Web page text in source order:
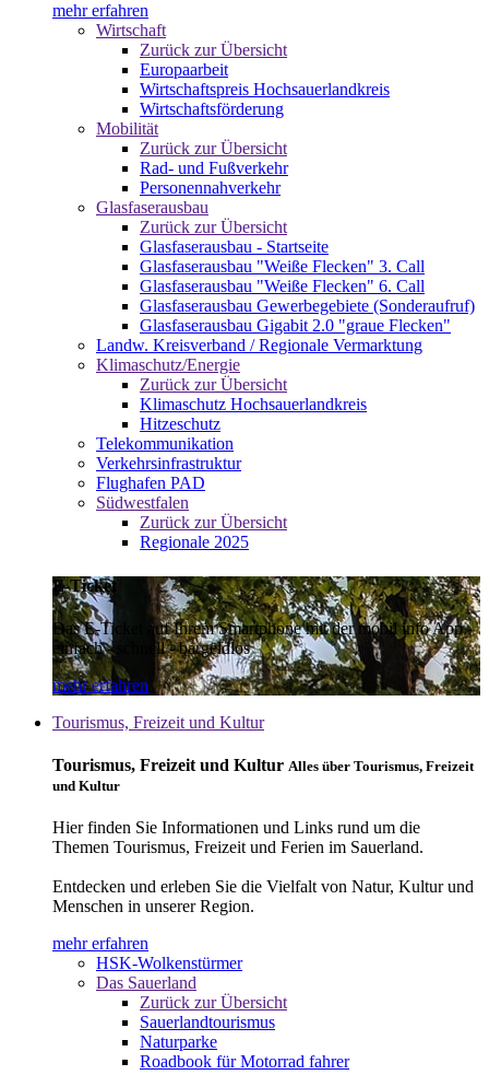
mehr erfahren
Wirtschaft
Zurück zur Übersicht
Europaarbeit
Wirtschaftspreis Hochsauerlandkreis
Wirtschaftsförderung
Mobilität
Zurück zur Übersicht
Rad- und Fußverkehr
Personennahverkehr
Glasfaserausbau
Zurück zur Übersicht
Glasfaserausbau - Startseite
Glasfaserausbau "Weiße Flecken" 3. Call
Glasfaserausbau "Weiße Flecken" 6. Call
Glasfaserausbau Gewerbegebiete (Sonderaufruf)
Glasfaserausbau Gigabit 2.0 "graue Flecken"
Landw. Kreisverband / Regionale Vermarktung
Klimaschutz/Energie
Zurück zur Übersicht
Klimaschutz Hochsauerlandkreis
Hitzeschutz
Telekommunikation
Verkehrsinfrastruktur
Flughafen PAD
Südwestfalen
Zurück zur Übersicht
Regionale 2025
E-Ticket
Das E-Ticket auf Ihrem Smartphone mit der mobil info App -
einfach - schnell - bargeldlos
mehr erfahren
Tourismus, Freizeit und Kultur
Tourismus, Freizeit und Kultur Alles über Tourismus, Freizeit
und Kultur
Hier finden Sie Informationen und Links rund um die
Themen Tourismus, Freizeit und Ferien im Sauerland.
Entdecken und erleben Sie die Vielfalt von Natur, Kultur und
Menschen in unserer Region.
mehr erfahren
HSK-Wolkenstürmer
Das Sauerland
Zurück zur Übersicht
Sauerlandtourismus
Naturparke
Roadbook für Motorrad fahrer